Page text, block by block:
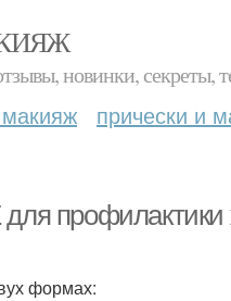
новинки, секреты,
прически и
формах: